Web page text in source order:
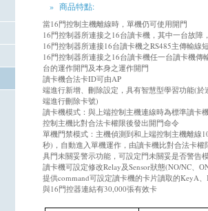
» 商品特點:
當 16門 控 制 主 機 離 線 時 ， 單 機 仍 可 使 用 開 門
16門 控 制 器 所 連 接 之 16台 讀 卡 機 ， 其 中 一 台 故 障
16門 控 制 器 所 連 接 16台 讀 卡 機 之 RS485主 傳 輸 線
16門 控 制 器 所 連 接 之 16台 讀 卡 機 任 一 台 讀 卡 機 傳
台 的 運 作 開 門 及 本 身 之 運 作 開 門
讀 卡 機 合 法 卡 ID可 由 AP
端 進 行 新 增 、 刪 除 設 定 ， 具 有 智 慧 型 學 習 功 能 (
端 進 行 刪 除 卡 號 )
讀 卡 機 模 式 ： 與 上 端 控 制 主 機 連 線 時 為 標 準 讀
控 制 主 機 比 對 合 法 卡 權 限 後 發 出 開 門 命 令
單 機 門 禁 模 式 ： 主 機 偵 測 到 和 上 端 控 制 主 機 離
秒 )， 自 動 進 入 單 機 運 作 ， 由 讀 卡 機 比 對 合 法 卡 權
具 門 未 關 妥 警 示 功 能 ， 可 設 定 門 未 關 妥 是 否 警 告
讀 卡 機 可 設 定 修 改 Relay及 Sensor狀 態 (NO/NC、
提 供 command可 設 定 讀 卡 機 的 卡 片 讀 取 的 KeyA
與 16門 控 器 連 結 有 30,000張 有 效 卡